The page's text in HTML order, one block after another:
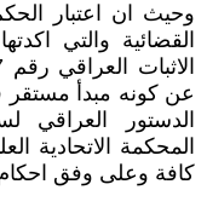
وحيث ان اعتبار
عن كونه مبدأ مستقر
المحكمة الاتحادية
كافة وعلى وفق احكام المادة (94)